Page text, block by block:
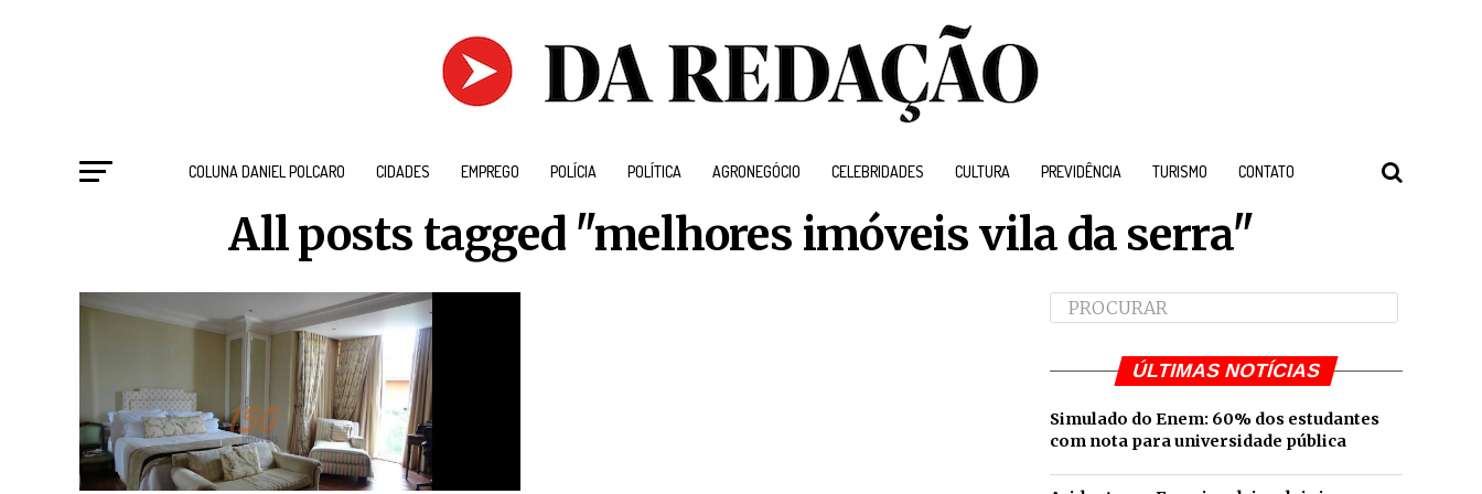
COLUNA DANIEL POLCARO CIDADES EMPREGO POLÍCIA POLÍTICA AGRONEGÓCIO CELEBRIDADES CULTURA PREVIDÊNCIA TURISMO CONTATO
All posts tagged "melhores imóveis vila da serra"
ÚLTIMAS NOTÍCIAS
Simulado do Enem: 60% dos estudantes
com nota para universidade pública